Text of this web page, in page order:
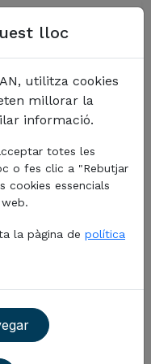
Select your language
Tornar
friman?
equipo,
lloc
utilitza cookies
millorar la
informació.
totes les
o fes clic a "Rebutjar
cookies essencials
la pàgina de política